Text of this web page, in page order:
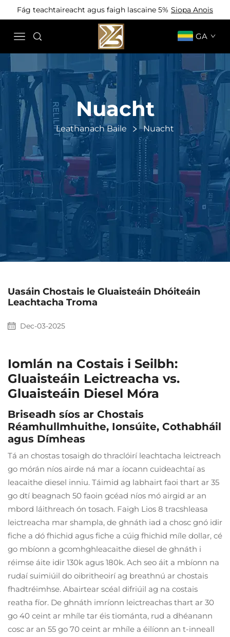
Fág teachtaireacht agus faigh lascaine 5% Siopa Anois
GA
Nuacht
Leathanach Baile Nuacht
Uasáin Chostais le Gluaisteáin Dhóiteáin
Leachtacha Troma
Dec-03-2025
Iomlán na Costais i Seilbh:
Gluaisteáin Leictreacha vs.
Gluaisteáin Diesel Móra
Briseadh síos ar Chostais
Réamhullmhuithe, Ionsúite, Cothabháil
agus Dímheas
Tá an chostas tosaigh do thraclóirí leachtacha leictreach
go mórán níos airde ná mar a íocann cuideachtaí as
leacaithe diesel inniu. Táimid ag labhairt faoi thart ar 35
go dtí beagnach 50 faoin gcéad níos mó airgid ar an
mbord láithreach ón tosach. Faigh Lios 8 tracshleasa
leictreacha mar shampla, de ghnáth iad a chosc gnó idir
fiche a dó fhichid agus fiche a cúig fhichid míle dollar, cé
go mbíonn a gcomhghleacaithe diesel de ghnáth i
réimse áite idir 130k agus 180k. Ach seo áit a mbíonn na
rudaí suimiúil do oibritheoirí ag breathnú ar chostais
fhadtréimhse. Abairtear scéal difriúil ag na costais
reatha fíor. De ghnáth imríonn leictreachas thart ar 30
go 40 ceint ar mhíle tar éis tiománta, rud a dhéanann
cosc ar an 55 go 70 ceint ar mhíle a éilíonn an t-inneall